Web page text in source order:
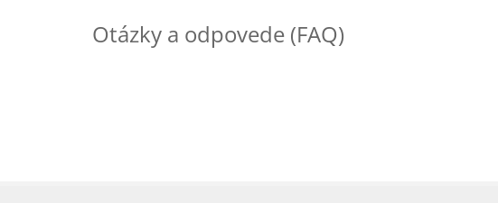
Otázky a odpovede (FAQ)